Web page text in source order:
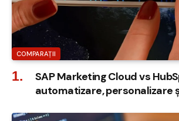
COMPARAȚII
SAP Marketing Cloud vs
automatizare, personalizare